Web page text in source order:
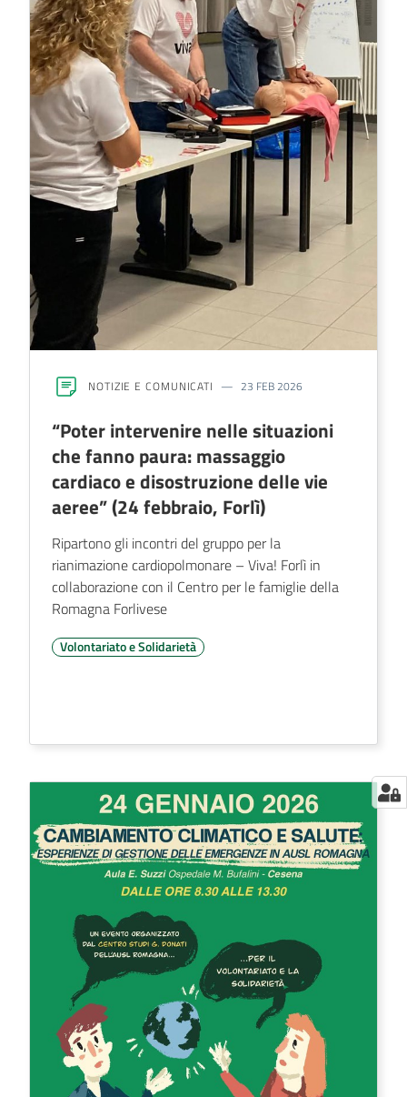
NOTIZIE E COMUNICATI 23 FEB 2026
“Poter intervenire nelle situazioni
che fanno paura: massaggio
cardiaco e disostruzione delle vie
aeree” (24 febbraio, Forlì)
Ripartono gli incontri del gruppo per la
rianimazione cardiopolmonare – Viva! Forlì in
collaborazione con il Centro per le famiglie della
Romagna Forlivese
Volontariato e Solidarietà